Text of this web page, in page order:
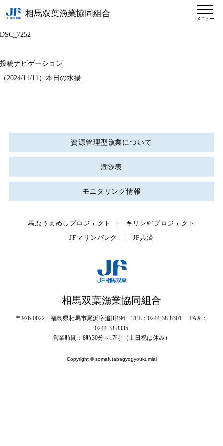
相馬双葉漁業協同組合
メニュー
DSC_7252
投稿ナビゲーション
（2024/11/11）本日の水揚
資源管理型漁業について
潮汐表
モニタリング情報
馬鹿うまめしプロジェクト
キリン絆プロジェクト
JFマリンバンク
JF共済
相馬双葉漁業協同組合
〒976-0022 福島県相馬市尾浜字追川196 TEL：0244-38-8301 FAX：
0244-38-8335
営業時間：8時30分～17時 （土日祝は休み）
Copyright © somafutabagyogyoukumiai